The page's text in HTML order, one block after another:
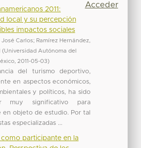
2011:
local y su percepción
impactos sociales
Carlos; Ramírez Hernández,
(Universidad Autónoma del
, 2011-05-03)
del turismo deportivo,
en aspectos económicos,
y políticos, ha sido
muy significativo para
en objeto de estudio. Por tal
especializadas ...
como participante en la
Acceder